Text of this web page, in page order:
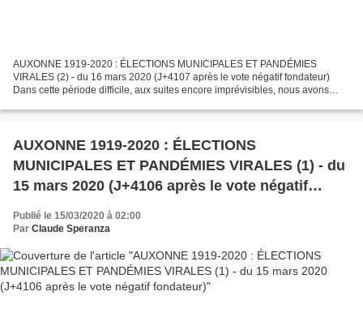
AUXONNE 1919-2020 : ÉLECTIONS MUNICIPALES ET PANDÉMIES
VIRALES (2) - du 16 mars 2020 (J+4107 après le vote négatif fondateur)
Dans cette période difficile, aux suites encore imprévisibles, nous avons
AUXONNE 1919-2020 : ÉLECTIONS
MUNICIPALES ET PANDÉMIES VIRALES (1) - du
15 mars 2020 (J+4106 après le vote négatif
fondateur)
Publié le 15/03/2020 à 02:00
Par Claude Speranza